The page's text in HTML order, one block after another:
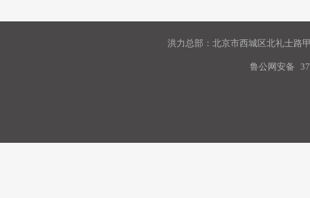
洪力总部：北京市西城区北礼士路
鲁公网安备